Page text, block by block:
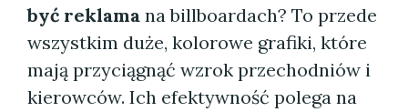
być reklama na billboardach? To przede
wszystkim duże, kolorowe grafiki, które
mają przyciągnąć wzrok przechodniów i
kierowców. Ich efektywność polega na